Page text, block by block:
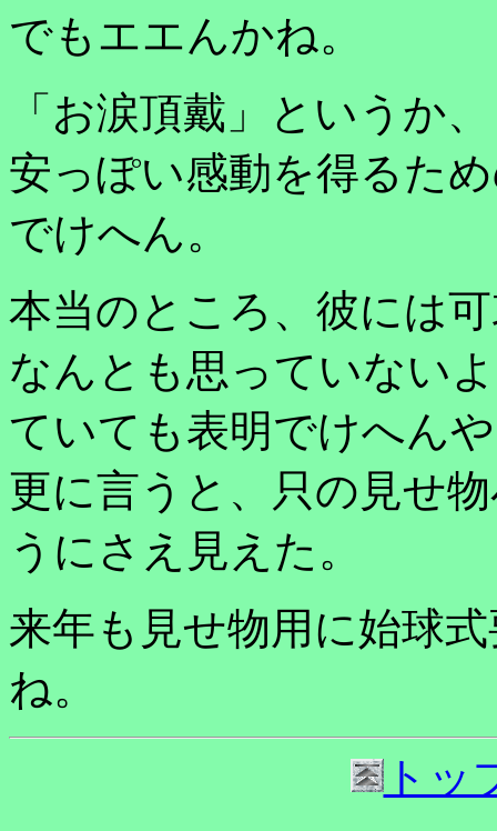
でもエエんかね。
「お涙頂戴」というか
安っぽい感動を得るた
でけへん。
本当のところ、彼には
なんとも思っていない
ていても表明でけへん
更に言うと、只の見せ
うにさえ見えた。
来年も見せ物用に始球
ね。
トッ